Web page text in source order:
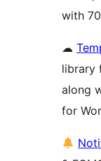
with
☁
library
along
for